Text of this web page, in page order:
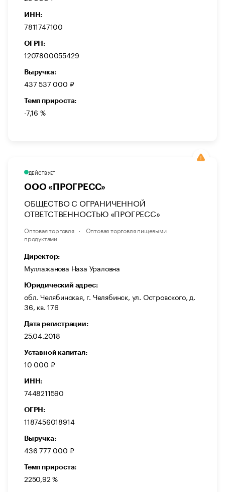
ИНН:
7811747100
ОГРН:
1207800055429
Выручка:
437 537 000 ₽
Темп прироста:
-7,16 %
ДЕЙСТВУЕТ
ООО «ПРОГРЕСС»
ОБЩЕСТВО С ОГРАНИЧЕННОЙ
ОТВЕТСТВЕННОСТЬЮ «ПРОГРЕСС»
Оптовая торговля
Оптовая торговля пищевыми
продуктами
Директор:
Муллажанова Наза Ураловна
Юридический адрес:
обл. Челябинская, г. Челябинск, ул. Островского, д.
36, кв. 176
Дата регистрации:
25.04.2018
Уставной капитал:
10 000 ₽
ИНН:
7448211590
ОГРН:
1187456018914
Выручка:
436 777 000 ₽
Темп прироста:
2250,92 %